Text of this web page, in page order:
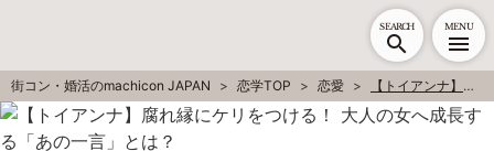
SEARCH MENU
街コン・婚活のmachicon JAPAN 恋学TOP 恋愛 【トイアンナ】腐れ縁にケリをつける！ 大人の女へ成長する「あの一言」とは？